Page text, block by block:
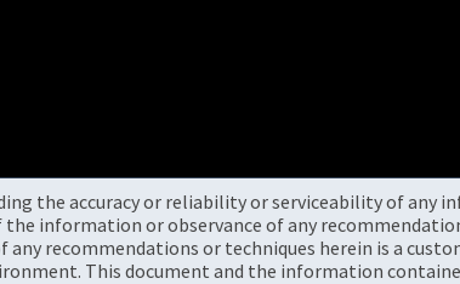
the accuracy or reliability or serviceability of
information or observance of any
recommendations or techniques herein is a
This document and the information